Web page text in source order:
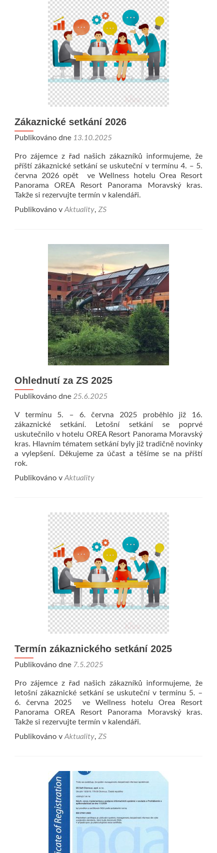
Zákaznické setkání 2026
Publikováno dne 13.10.2025
Pro zájemce z řad našich zákazníků informujeme, že
příští zákaznické setkání se uskuteční v termínu 4. – 5.
června 2026 opět ve Wellness hotelu Orea Resort
Panorama OREA Resort Panorama Moravský kras.
Takže si rezervujte termín v kalendáři.
Publikováno v Aktuality, ZS
Ohlednutí za ZS 2025
Publikováno dne 25.6.2025
V termínu 5. – 6. června 2025 proběhlo již 16.
zákaznické setkání. Letošní setkání se poprvé
uskutečnilo v hotelu OREA Resort Panorama Moravský
kras. Hlavním tématem setkání byly již tradičně novinky
a vylepšení. Děkujeme za účast a těšíme se na příští
rok.
Publikováno v Aktuality
Termín zákaznického setkání 2025
Publikováno dne 7.5.2025
Pro zájemce z řad našich zákazníků informujeme, že
letošní zákaznické setkání se uskuteční v termínu 5. –
6. června 2025 ve Wellness hotelu Orea Resort
Panorama OREA Resort Panorama Moravský kras.
Takže si rezervujte termín v kalendáři.
Publikováno v Aktuality, ZS